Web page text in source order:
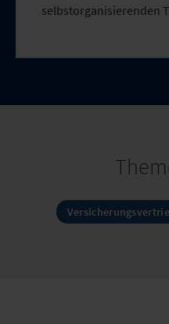
selbstorganisierenden